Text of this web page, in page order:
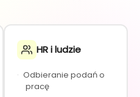
HR i ludzie
· Odbieranie podań o
pracę